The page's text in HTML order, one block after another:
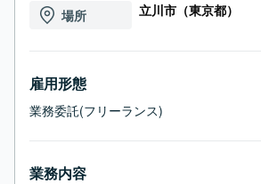
場所 立川市（東京都）
雇用形態
業務委託(フリーランス)
業務内容